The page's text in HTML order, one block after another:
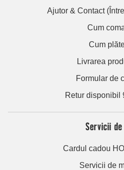
Ajutor & Contact
Cum
Cum
Livrarea
Formular de
Retur disponibil
Servicii
Cardul cadou
Servicii de